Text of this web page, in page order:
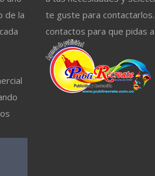
de la
te guste para
contactos para que pidas